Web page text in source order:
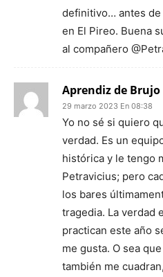
definitivo… antes
en El Pireo. Buena
al compañero
Aprendiz de Brujo
29 marzo 2023 En 08:38
Yo no sé si quiero
verdad. Es un
histórica y le tengo
Petravicius; pero
los bares
tragedia. La verdad
practican este año
me gusta. O sea
también me